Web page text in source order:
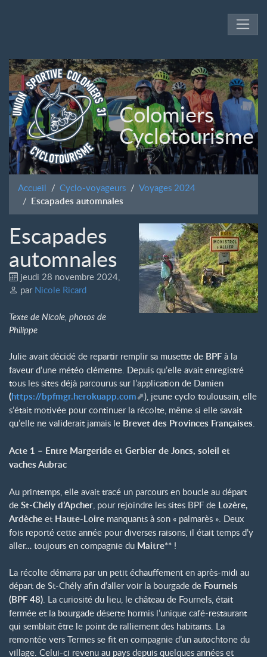
Colomiers
Cyclotourisme
Accueil Cyclo-voyageurs Voyages 2024
Escapades automnales
Escapades
automnales
jeudi 28 novembre 2024,
par Nicole Ricard
Texte de Nicole, photos de
Philippe
Julie avait décidé de repartir remplir sa musette de BPF à la
faveur d’une météo clémente. Depuis qu’elle avait enregistré
tous les sites déjà parcourus sur l’application de Damien
(https://bpfmgr.herokuapp.com
), jeune cyclo toulousain, elle
s’était motivée pour continuer la récolte, même si elle savait
qu’elle ne validerait jamais le Brevet des Provinces Françaises.
Acte 1 – Entre Margeride et Gerbier de Joncs, soleil et
vaches Aubrac
Au printemps, elle avait tracé un parcours en boucle au départ
de St-Chély d’Apcher , pour rejoindre les sites BPF de Lozère,
Ardèche et Haute-Loire manquants à son « palmarès ». Deux
fois reporté cette année pour diverses raisons, il était temps d’y
aller… toujours en compagnie du Maitre** !
La récolte démarra par un petit échauffement en après-midi au
départ de St-Chély afin d’aller voir la bourgade de Fournels
(BPF 48). La curiosité du lieu, le château de Fournels, était
fermée et la bourgade déserte hormis l’unique café-restaurant
qui semblait être le point de ralliement des habitants. La
remontée vers Termes se fit en compagnie d’un autochtone du
village. Celui-ci revenu au pays depuis quelques années et